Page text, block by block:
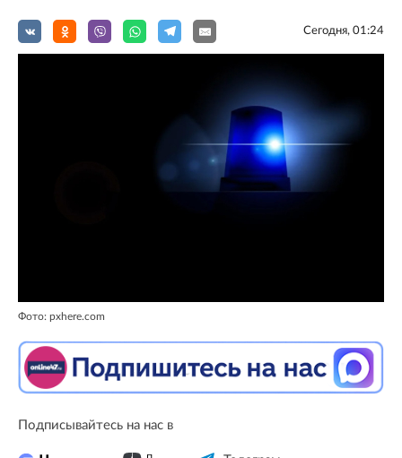
Сегодня, 01:24
Фото: pxhere.com
Подписывайтесь на нас в